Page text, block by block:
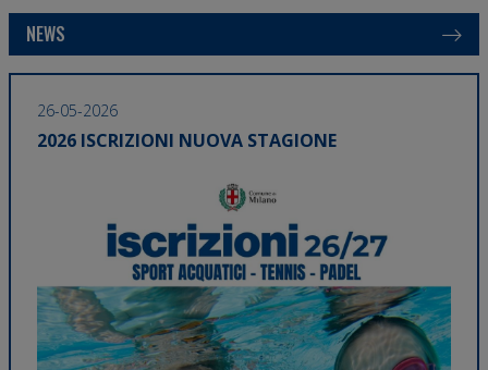
NEWS
26-05-2026
2026 ISCRIZIONI NUOVA STAGIONE